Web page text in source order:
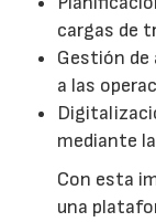
cargas de
Gestión de
a las
mediante
Con esta
una